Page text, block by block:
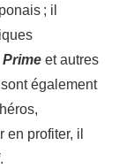
; il
et autres
également
profiter, il
.